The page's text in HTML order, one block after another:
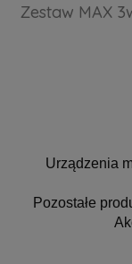
Zestaw MAX
Urządzenia
Pozostałe